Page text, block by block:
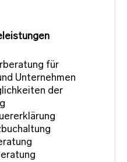
für
Unternehmen
der